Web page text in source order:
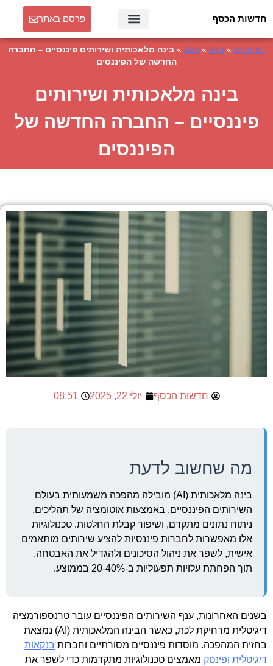
חדשות הכסף פרסם באתר
דף הבית »בלוג »בלוג »בינה מלאכותית ושירותים פיננסיים – החברה
החדשה של הפיננסים
בינה מלאכותית ושירותים
פיננסיים – החברה החדשה של
הפיננסים
חדשות הכסף יולי 22, 2025 08:51
מה שחשוב לדעת
בינה מלאכותית (AI) מובילה מהפכה משמעותית בעולם
השירותים הפיננסיים, באמצעות אוטומציה של תהליכים,
ניתוח נתונים מתקדם, ושיפור קבלת החלטות. טכנולוגיות
אלו מאפשרות לחברות פיננסיות להציע שירותים מותאמים
אישית, לשפר את ניהול הסיכונים ולהגדיל את האבטחה,
תוך הפחתת עלויות תפעוליות ב-20-40% בממוצע.
בשנים האחרונות, ענף השירותים הפיננסיים עובר טרנספורמציה
דיגיטלית מרחיקת לכת, כאשר הבינה המלאכותית (AI) נמצאת
בחזית המהפכה. מוסדות פיננסיים מסורתיים וחברות בנקאות
דיגיטלית ופינטק מאמצים טכנולוגיות מתקדמות כדי לשפר את